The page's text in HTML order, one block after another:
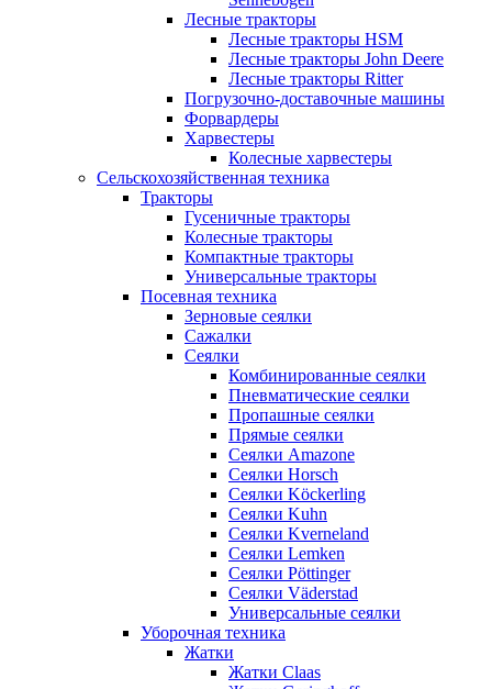
Лесные тракторы
Лесные тракторы HSM
Лесные тракторы John Deere
Лесные тракторы Ritter
Погрузочно-доставочные машины
Форвардеры
Харвестеры
Колесные харвестеры
Сельскохозяйственная техника
Тракторы
Гусеничные тракторы
Колесные тракторы
Компактные тракторы
Универсальные тракторы
Посевная техника
Зерновые сеялки
Сажалки
Сеялки
Комбинированные сеялки
Пневматические сеялки
Пропашные сеялки
Прямые сеялки
Сеялки Amazone
Сеялки Horsch
Сеялки Köckerling
Сеялки Kuhn
Сеялки Kverneland
Сеялки Lemken
Сеялки Pöttinger
Сеялки Väderstad
Универсальные сеялки
Уборочная техника
Жатки
Жатки Claas